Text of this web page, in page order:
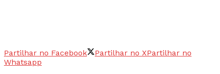
Partilhar no Facebook Partilhar no XPartilhar no
Whatsapp